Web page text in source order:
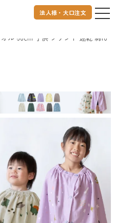
法人様・大口注文
オル 60cm 子供 プリント 速乾 綿10